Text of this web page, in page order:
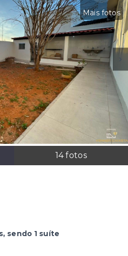
Mais fotos
14fotos
sendo 1 suíte